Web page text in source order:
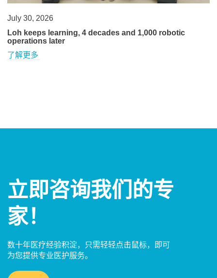
July 30, 2026
Loh keeps learning, 4 decades and 1,000 robotic
operations later
了解更多
立即咨询我们的专
家！
数十年医疗经验积淀，只需轻轻点击鼠标，即可
为您提供专业医护服务。